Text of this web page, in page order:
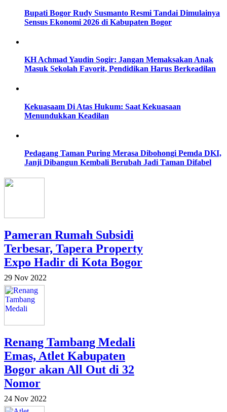
Bupati Bogor Rudy Susmanto Resmi Tandai Dimulainya
Sensus Ekonomi 2026 di Kabupaten Bogor
KH Achmad Yaudin Sogir: Jangan Memaksakan Anak
Masuk Sekolah Favorit, Pendidikan Harus Berkeadilan
Kekuasaam Di Atas Hukum: Saat Kekuasaan
Menundukkan Keadilan
Pedagang Taman Puring Merasa Dibohongi Pemda DKI,
Janji Dibangun Kembali Berubah Jadi Taman Difabel
Pameran Rumah Subsidi
Terbesar, Tapera Property
Expo Hadir di Kota Bogor
29 Nov 2022
Renang Tambang Medali
Emas, Atlet Kabupaten
Bogor akan All Out di 32
Nomor
24 Nov 2022